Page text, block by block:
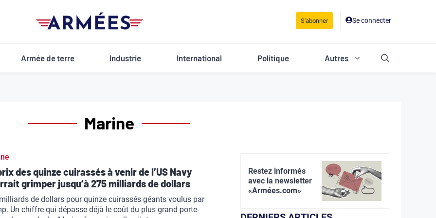
S'abonner Se connecter
Armée de terre Industrie International Politique Autres
Marine
des quinze cuirassés à venir de l’US Navy
grimper jusqu’à 275 milliards de dollars
de dollars pour quinze cuirassés géants voulus par
Un chiffre qui dépasse déjà le coût du plus grand porte-
Restez informés
avec la newsletter
«Armées.com»